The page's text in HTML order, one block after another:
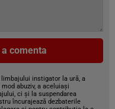
comenta
instigator la ură, a
abuziv, a aceluiași
ci și la suspendarea
încurajează dezbaterile